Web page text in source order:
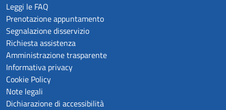
Leggi le FAQ
Prenotazione appuntamento
Segnalazione disservizio
Richiesta assistenza
Amministrazione trasparente
Informativa privacy
Cookie Policy
Note legali
Dichiarazione di accessibilità